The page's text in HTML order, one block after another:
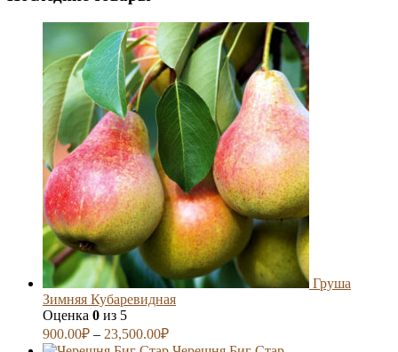
Груша
Зимняя Кубаревидная
Оценка 0 из 5
900.00₽ – 23,500.00₽